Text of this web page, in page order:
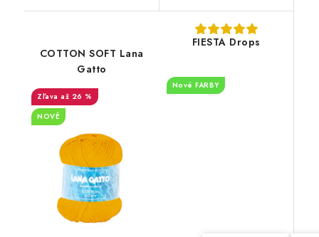
COTTON SOFT Lana
Gatto
až 26 %
NOVÉ
FIESTA Drops
Nové FARBY